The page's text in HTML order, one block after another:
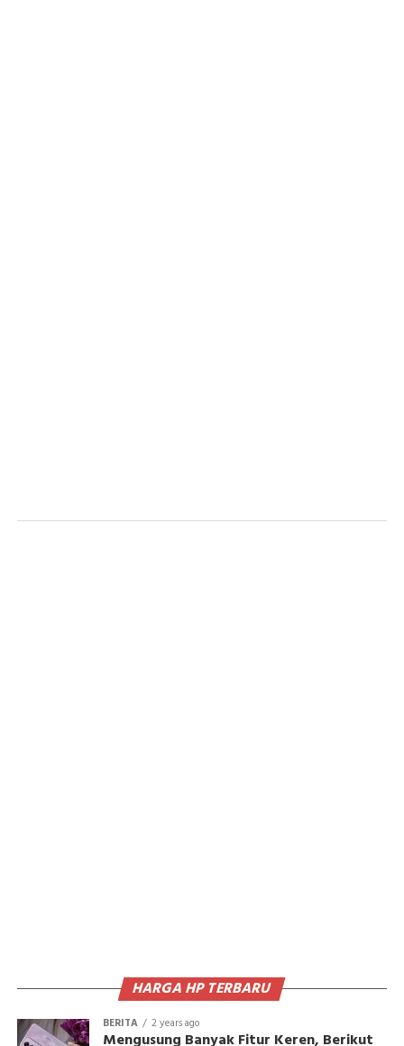
HARGA HP TERBARU
BERITA 2 years ago
Mengusung Banyak Fitur Keren, Berikut